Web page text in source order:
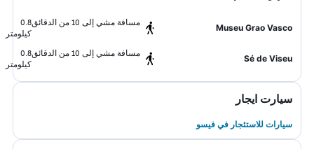
Museu Grao Vasco
مسافة مشي إلى 10 من الدقائق
0.8
كيلومتر
Sé de Viseu
مسافة مشي إلى 10 من الدقائق
0.8
كيلومتر
سيارت ايجار
سيارات للاستئجار في فيسو